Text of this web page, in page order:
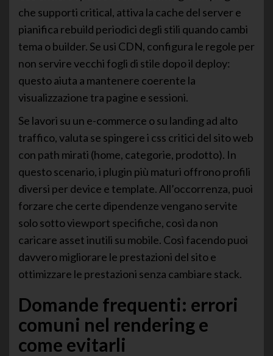
che supporti critical, attiva la cache del server e
pianifica rebuild periodici degli stili quando cambi
tema o builder. Se usi CDN, configura le regole per
non servire vecchi fogli di stile dopo il deploy:
questo aiuta a mantenere coerente la
visualizzazione tra pagine e sessioni.
Se lavori su un e-commerce o su landing ad alto
traffico, valuta se spingere i css critici del sito web
con path mirati (home, categorie, prodotto). In
questo scenario, i plugin più maturi offrono profili
diversi per device e template. All’occorrenza, puoi
forzare che certe dipendenze vengano servite
solo sotto viewport specifiche, così da non
caricare asset inutili su mobile. Così facendo puoi
davvero migliorare le prestazioni del sito e
ottimizzare le prestazioni senza cambiare stack.
Domande frequenti: errori
comuni nel rendering e
come evitarli